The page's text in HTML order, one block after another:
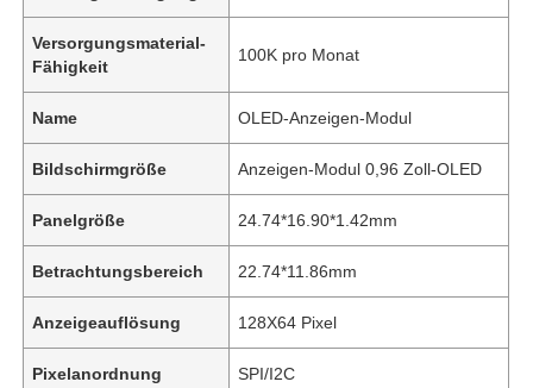
Versorgungsmaterial-
Fähigkeit
100K pro Monat
Name OLED-Anzeigen-Modul
Bildschirmgröße Anzeigen-Modul 0,96 Zoll-OLED
Panelgröße 24.74*16.90*1.42mm
Betrachtungsbereich 22.74*11.86mm
Anzeigeauflösung 128X64 Pixel
Pixelanordnung SPI/I2C